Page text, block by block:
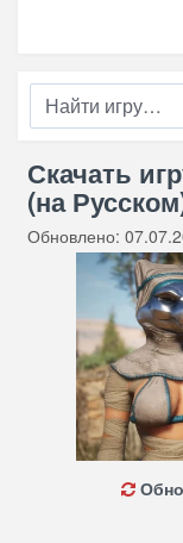
Скачать
(на
Обновлено: